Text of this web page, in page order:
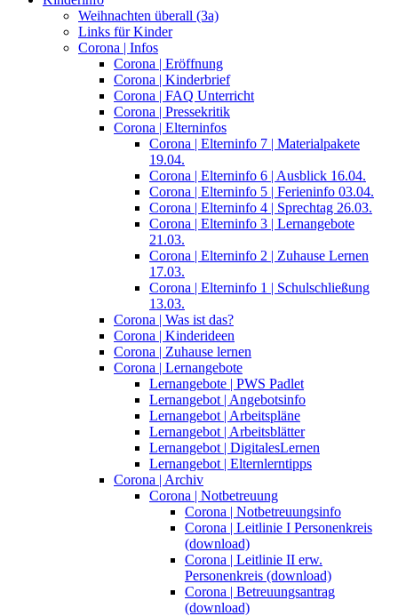
Weihnachten überall (3a)
Links für Kinder
Corona | Infos
Corona | Eröffnung
Corona | Kinderbrief
Corona | FAQ Unterricht
Corona | Pressekritik
Corona | Elterninfos
Corona | Elterninfo 7 | Materialpakete
19.04.
Corona | Elterninfo 6 | Ausblick 16.04.
Corona | Elterninfo 5 | Ferieninfo 03.04.
Corona | Elterninfo 4 | Sprechtag 26.03.
Corona | Elterninfo 3 | Lernangebote
21.03.
Corona | Elterninfo 2 | Zuhause Lernen
17.03.
Corona | Elterninfo 1 | Schulschließung
13.03.
Corona | Was ist das?
Corona | Kinderideen
Corona | Zuhause lernen
Corona | Lernangebote
Lernangebote | PWS Padlet
Lernangebot | Angebotsinfo
Lernangebot | Arbeitspläne
Lernangebot | Arbeitsblätter
Lernangebot | DigitalesLernen
Lernangebot | Elternlerntipps
Corona | Archiv
Corona | Notbetreuung
Corona | Notbetreuungsinfo
Corona | Leitlinie I Personenkreis
(download)
Corona | Leitlinie II erw.
Personenkreis (download)
Corona | Betreuungsantrag
(download)